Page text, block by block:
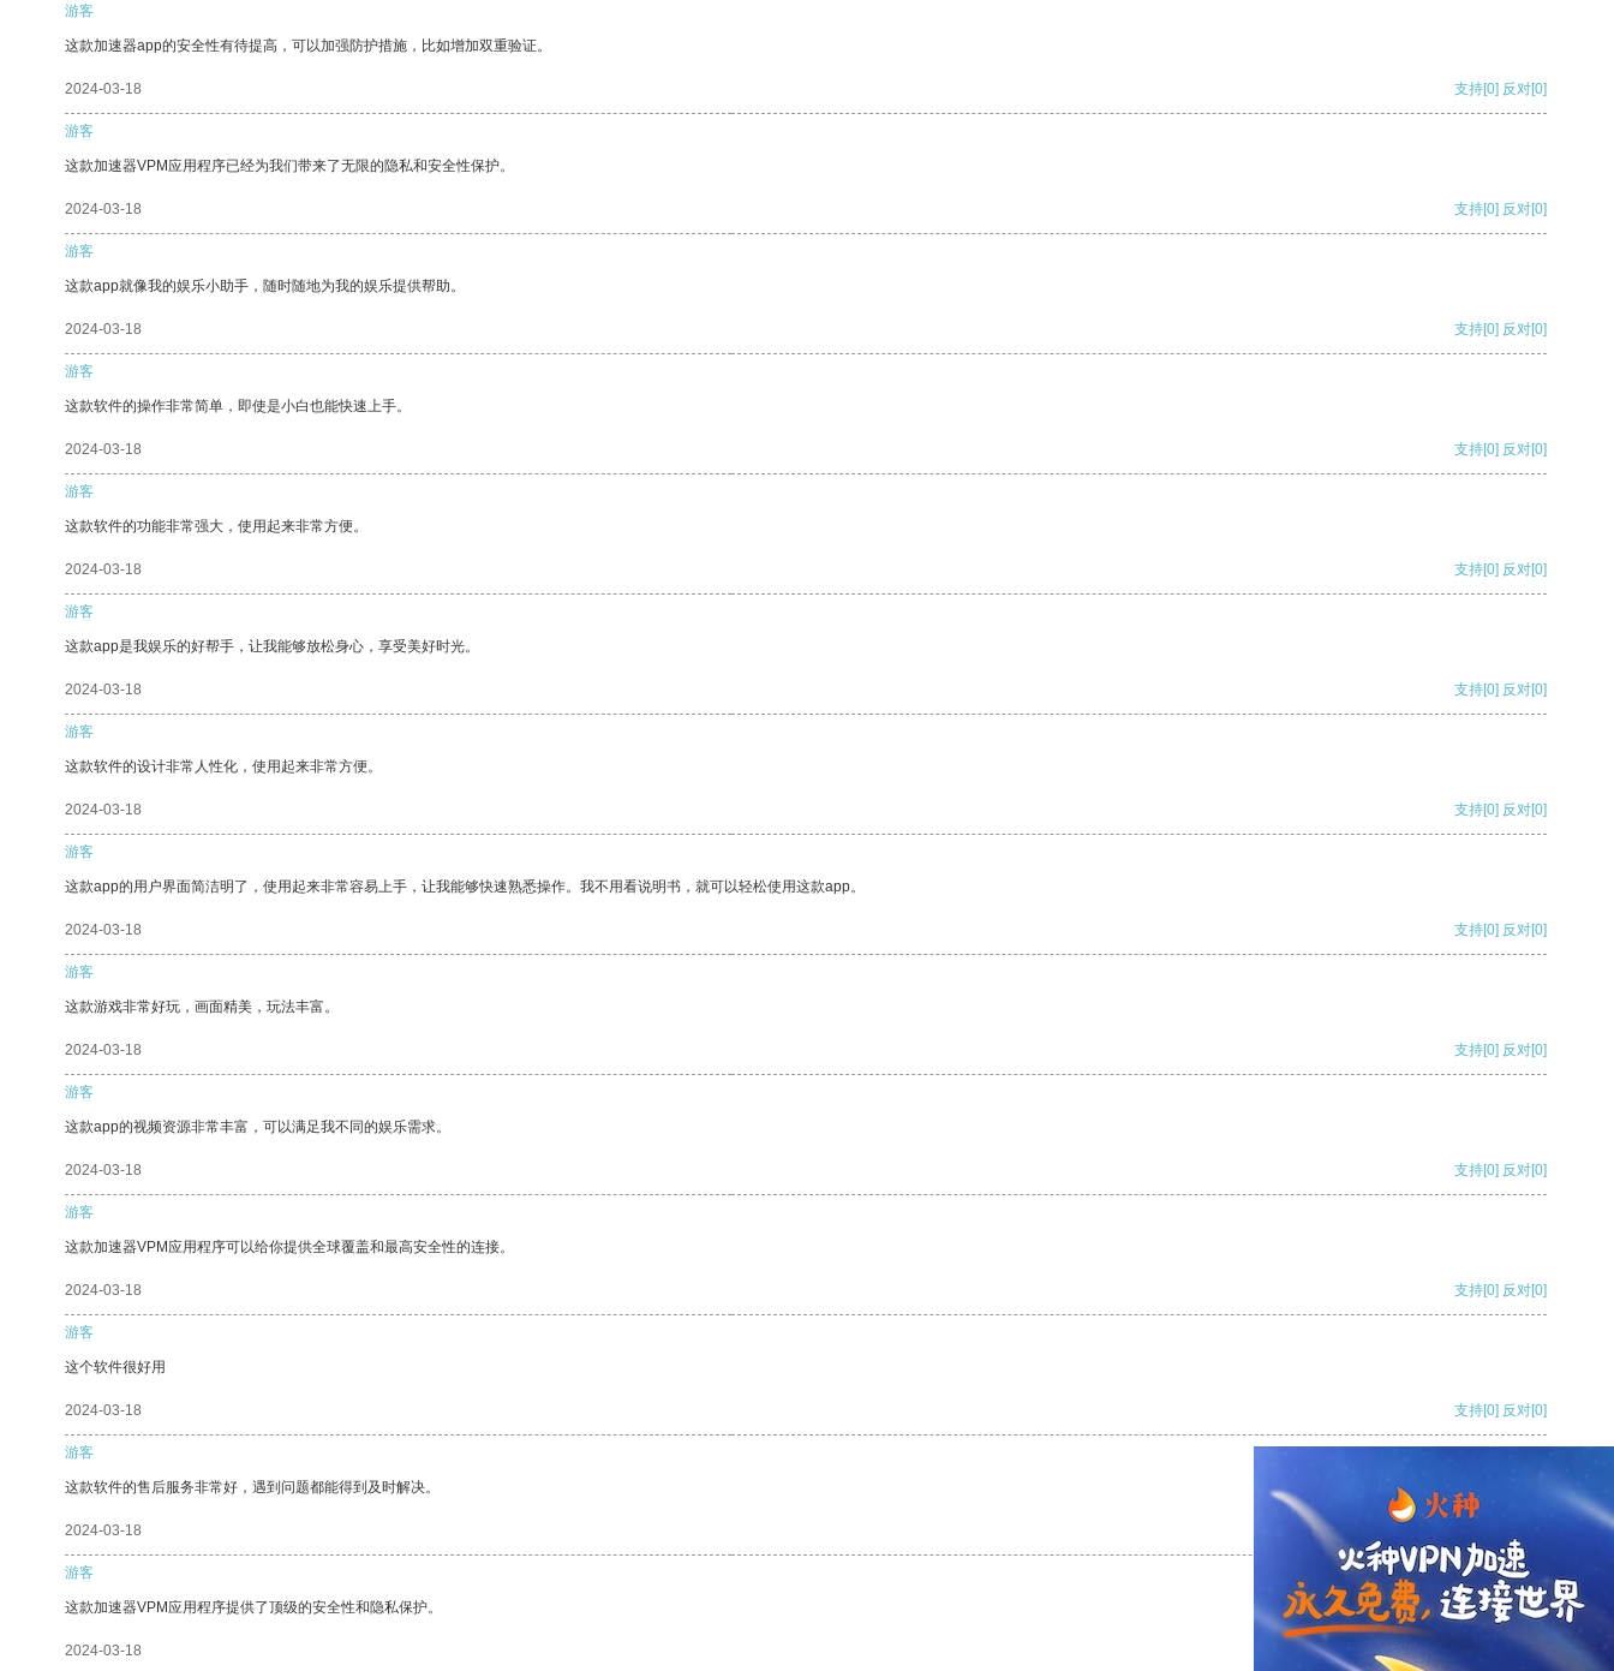
游客
这款加速器app的安全性有待提高，可以加强防护措施，比如增加双重验证。
2024-03-18 支持[0] 反对[0]
游客
这款加速器VPM应用程序已经为我们带来了无限的隐私和安全性保护。
2024-03-18 支持[0] 反对[0]
游客
这款app就像我的娱乐小助手，随时随地为我的娱乐提供帮助。
2024-03-18 支持[0] 反对[0]
游客
这款软件的操作非常简单，即使是小白也能快速上手。
2024-03-18 支持[0] 反对[0]
游客
这款软件的功能非常强大，使用起来非常方便。
2024-03-18 支持[0] 反对[0]
游客
这款app是我娱乐的好帮手，让我能够放松身心，享受美好时光。
2024-03-18 支持[0] 反对[0]
游客
这款软件的设计非常人性化，使用起来非常方便。
2024-03-18 支持[0] 反对[0]
游客
这款app的用户界面简洁明了，使用起来非常容易上手，让我能够快速熟悉操作。我不用看说明书，就可以轻松使用这款app。
2024-03-18 支持[0] 反对[0]
游客
这款游戏非常好玩，画面精美，玩法丰富。
2024-03-18 支持[0] 反对[0]
游客
这款app的视频资源非常丰富，可以满足我不同的娱乐需求。
2024-03-18 支持[0] 反对[0]
游客
这款加速器VPM应用程序可以给你提供全球覆盖和最高安全性的连接。
2024-03-18 支持[0] 反对[0]
游客
这个软件很好用
2024-03-18 支持[0] 反对[0]
游客
这款软件的售后服务非常好，遇到问题都能得到及时解决。
2024-03-18
游客
这款加速器VPM应用程序提供了顶级的安全性和隐私保护。
2024-03-18 反对